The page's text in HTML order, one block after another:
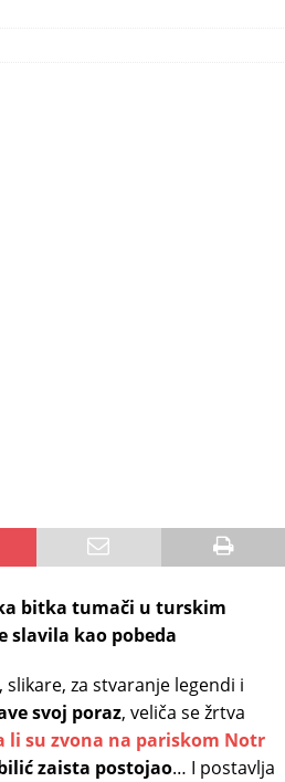
bitka tumači u turskim
slavila kao pobeda
slikare, za stvaranje legendi i
svoj poraz, veliča se žrtva
li su zvona na pariskom Notr
zaista postojao… I postavlja